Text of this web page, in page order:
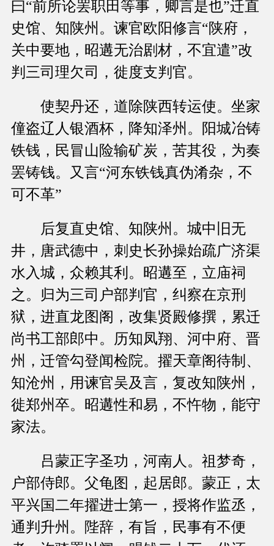
曰“前所论罢职田等事，卿言是也”迁直
史馆、知陕州。谏官欧阳修言“陕府，
关中要地，昭遘无治剧材，不宜遣”改
判三司理欠司，徙度支判官。
使契丹还，道除陕西转运使。坐家
僮盗辽人银酒杯，降知泽州。阳城冶铸
铁钱，民冒山险输矿炭，苦其役，为奏
罢铸钱。又言“河东铁钱真伪淆杂，不
可不革”
后复直史馆、知陕州。城中旧无
井，唐武德中，刺史长孙操始疏广济渠
水入城，众赖其利。昭遘至，立庙祠
之。归为三司户部判官，纠察在京刑
狱，进直龙图阁，改集贤殿修撰，累迁
尚书工部郎中。历知凤翔、河中府、晋
州，迁管勾登闻检院。擢天章阁待制、
知沧州，用谏官吴及言，复改知陕州，
徙郑州卒。昭遘性和易，不忤物，能守
家法。
吕蒙正字圣功，河南人。祖梦奇，
户部侍郎。父龟图，起居郎。蒙正，太
平兴国二年擢进士第一，授将作监丞，
通判升州。陛辞，有旨，民事有不便